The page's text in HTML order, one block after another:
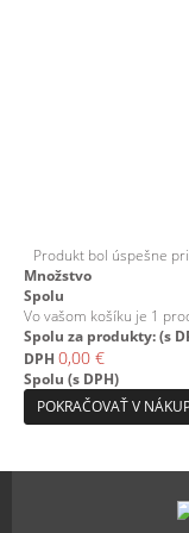
Produkt bol úspešne
Množstvo
Spolu
Vo vašom košíku je 1
Spolu za produkty: (s
DPH 0,00 €
Spolu (s DPH)
POKRAČOVAŤ V